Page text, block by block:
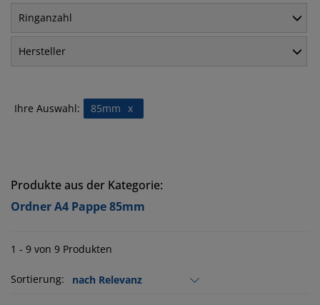
Ringanzahl
Hersteller
Ihre Auswahl: x
85mm
Produkte aus der Kategorie:
Ordner A4 Pappe 85mm
1 - 9 von 9 Produkten
Sortierung: